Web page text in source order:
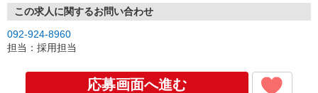
この求人に関するお問い合わせ
092-924-8960
担当：採用担当
応募画面へ進む